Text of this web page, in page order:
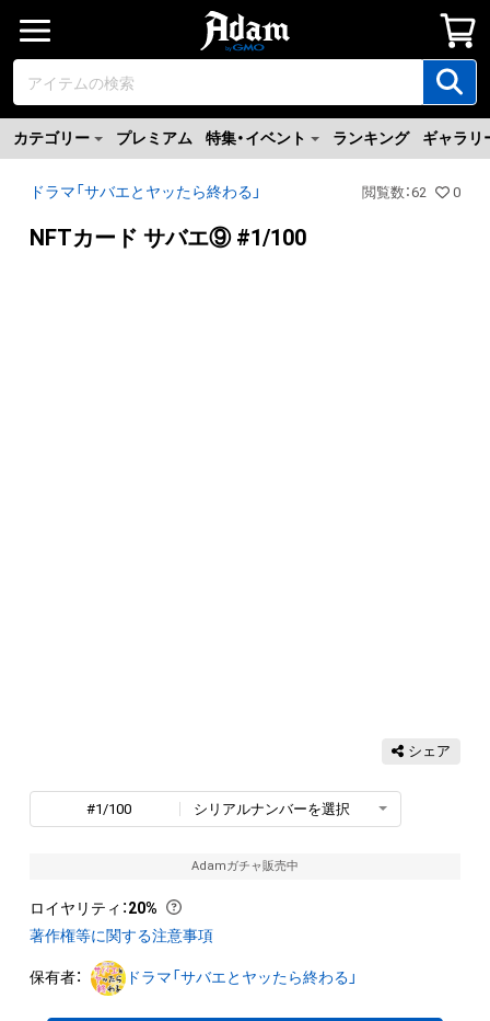
カテゴリー プレミアム 特集・イベント ランキング ギャラリ
ドラマ「サバエとヤッたら終わる」 閲覧数 ：62 0
NFTカード サバエ⑨ #1/100
シェア
#1/100 シリアルナンバーを選択
Adamガチャ販売中
ロイヤリティ ：20%
著作権等に関する注意事項
保有者： ドラマ「サバエとヤッたら終わる」